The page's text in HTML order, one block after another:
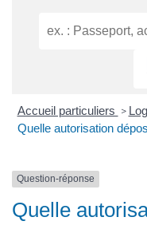
Accueil particuliers >
Quelle autorisation
Question-réponse
Quelle